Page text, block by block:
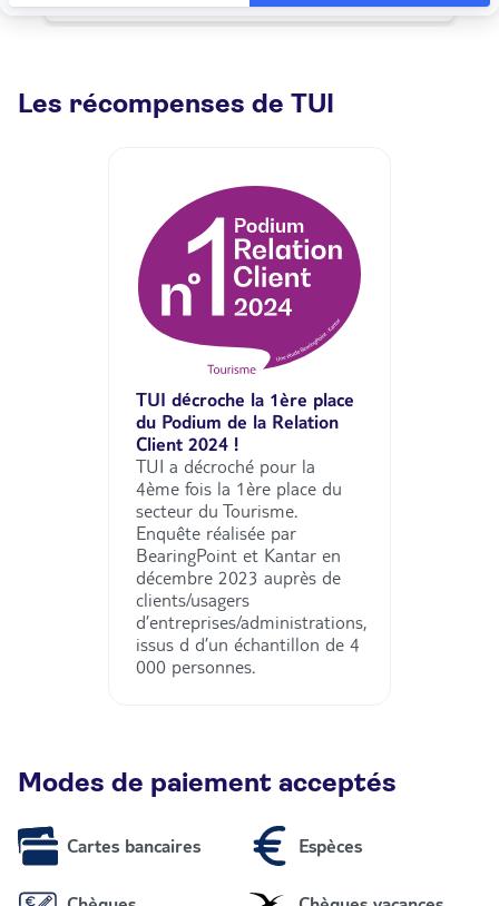
Les récompenses de TUI
TUI décroche la 1ère place
du Podium de la Relation
Client 2024 !
TUI a décroché pour la
4ème fois la 1ère place du
secteur du Tourisme.
Enquête réalisée par
BearingPoint et Kantar en
décembre 2023 auprès de
clients/usagers
d’entreprises/administrations,
issus d d’un échantillon de 4
000 personnes.
Modes de paiement acceptés
Cartes bancaires Espèces